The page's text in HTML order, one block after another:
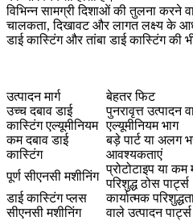
विभिन्न सामग्री दिशाओं की तुलना करने
चालकता, दिखावट और लागत लक्ष्य के
डाई कास्टिंगऔरतांबा डाई कास्टिंगकी
उत्पादन मार्ग बेहतर फिट
उच्च दबाव डाई
कास्टिंग एल्यूमीनियम
पुनरावृत्त उत्पादन
एल्यूमीनियम भाग
कम दबाव डाई
कास्टिंग
बड़े पार्ट या अलग
आवश्यकताएं
पूर्ण सीएनसी मशीनिंग
प्रोटोटाइप या कम
परिशुद्ध ठोस पार्ट्स
डाई कास्टिंग प्लस
सीएनसी मशीनिंग
कार्यात्मक
वाले उत्पादन पार्ट्स